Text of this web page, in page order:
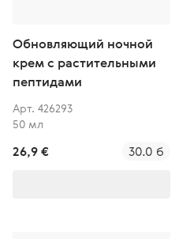
Обновляющий ночной
крем с растительными
пептидами
Арт. 426293
50 мл
26,9 € 30.0 б